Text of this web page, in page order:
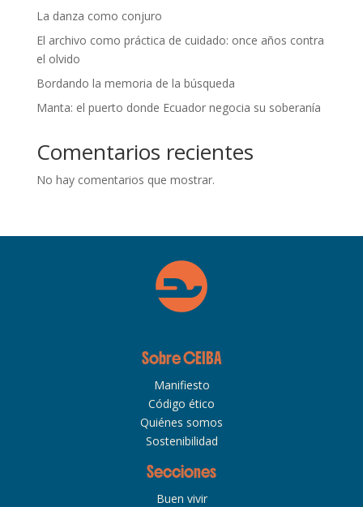
La danza como conjuro
El archivo como práctica de cuidado: once años contra
el olvido
Bordando la memoria de la búsqueda
Manta: el puerto donde Ecuador negocia su soberanía
Comentarios recientes
No hay comentarios que mostrar.
Sobre CEIBA
Manifiesto
Código ético
Quiénes somos
Sostenibilidad
Secciones
Buen vivir